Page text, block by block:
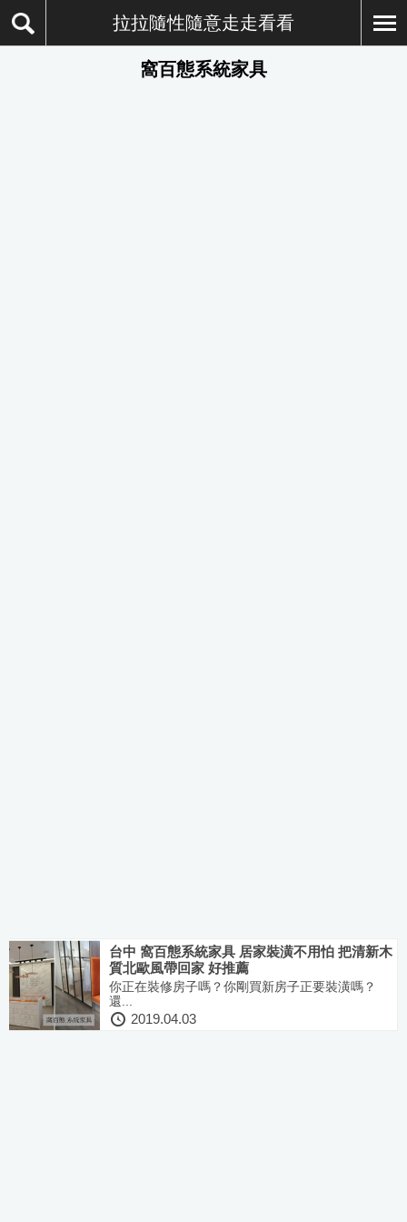
拉拉隨性隨意走走看看
窩百態系統家具
台中 窩百態系統家具 居家裝潢不用怕 把清新木
質北歐風帶回家 好推薦
你正在裝修房子嗎？你剛買新房子正要裝潢嗎？
還...
2019.04.03